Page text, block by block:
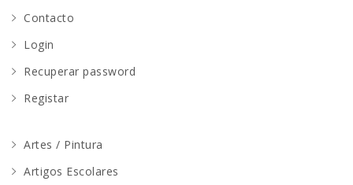
Contacto
Login
Recuperar password
Registar
Artes / Pintura
Artigos Escolares